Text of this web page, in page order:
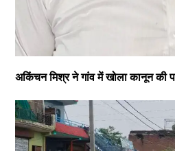
अकिंचन मिश्र ने गांव में खोला कानून की